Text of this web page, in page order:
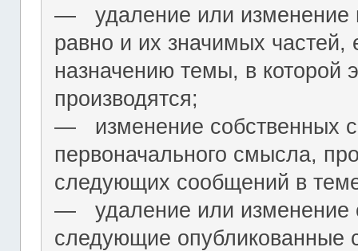
― удаление или изменение
равно и их значимых частей,
назначению темы, в которой
производятся;
― изменение собственных
первоначального смысла,
следующих сообщений в
― удаление или изменение
следующие